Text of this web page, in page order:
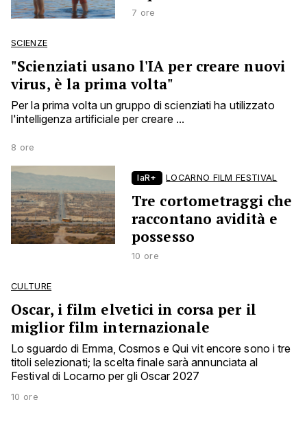
7 ore
SCIENZE
"Scienziati usano l'IA per creare nuovi
virus, è la prima volta"
Per la prima volta un gruppo di scienziati ha utilizzato
l'intelligenza artificiale per creare ...
8 ore
laR+ LOCARNO FILM FESTIVAL
Tre cortometraggi che
raccontano avidità e
possesso
10 ore
CULTURE
Oscar, i film elvetici in corsa per il
miglior film internazionale
Lo sguardo di Emma, Cosmos e Qui vit encore sono i tre
titoli selezionati; la scelta finale sarà annunciata al
Festival di Locarno per gli Oscar 2027
10 ore